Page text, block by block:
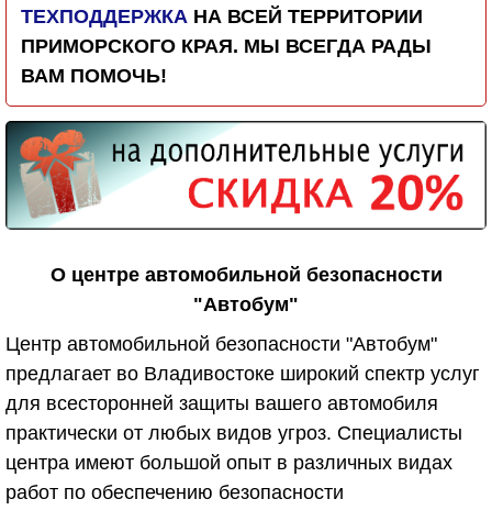
ТЕХПОДДЕРЖКА НА ВСЕЙ ТЕРРИТОРИИ
ПРИМОРСКОГО КРАЯ. МЫ ВСЕГДА РАДЫ
ВАМ ПОМОЧЬ!
О центре автомобильной безопасности
"Автобум"
Центр автомобильной безопасности "Автобум"
предлагает во Владивостоке широкий спектр услуг
для всесторонней защиты вашего автомобиля
практически от любых видов угроз. Специалисты
центра имеют большой опыт в различных видах
работ по обеспечению безопасности